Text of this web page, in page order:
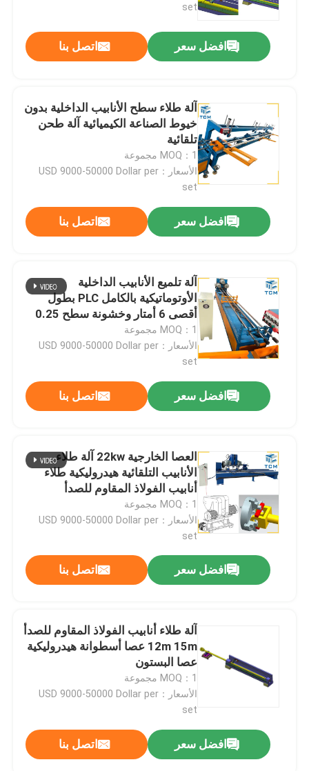
المنتجات
حولنا
جولة في المصنع
اتصل بنا
القضايا
آلة تلميع الخزان
set
افضل سعر اتصل بنا
آلة طلاء سطح الأنابيب الداخلية بدون
خيوط الصناعة الكيميائية آلة طحن
تلقائية
MOQ：1 مجموعة
الأسعار：USD 9000-50000 Dollar per
set
افضل سعر اتصل بنا
آلة تلميع الأنابيب الداخلية
الأوتوماتيكية بالكامل PLC بطول
أقصى 6 أمتار وخشونة سطح 0.25
ميكرومتر
MOQ：1 مجموعة
الأسعار：USD 9000-50000 Dollar per
set
افضل سعر اتصل بنا
العصا الخارجية 22kw آلة طلاء
الأنابيب التلقائية هيدروليكية طلاء
أنابيب الفولاذ المقاوم للصدأ
MOQ：1 مجموعة
الأسعار：USD 9000-50000 Dollar per
set
افضل سعر اتصل بنا
آلة طلاء أنابيب الفولاذ المقاوم للصدأ
12m 15m عصا أسطوانة هيدروليكية
عصا البستون
MOQ：1 مجموعة
الأسعار：USD 9000-50000 Dollar per
set
افضل سعر اتصل بنا